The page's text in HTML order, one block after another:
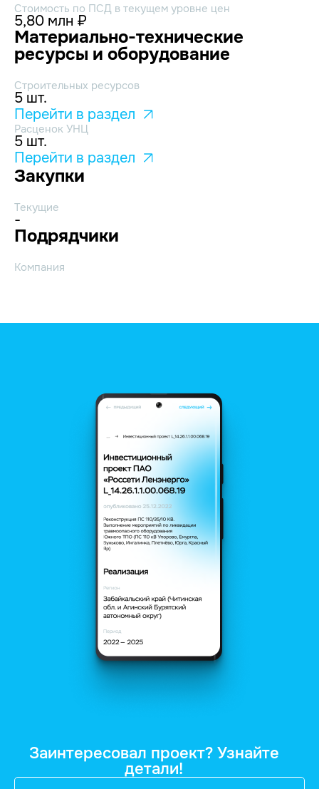
Стоимость по ПСД в текущем уровне цен
5,80 млн ₽
Материально-технические
ресурсы и оборудование
Строительных ресурсов
5 шт.
Перейти в раздел
Расценок УНЦ
5 шт.
Перейти в раздел
Закупки
Текущие
-
Подрядчики
Компания
Заинтересовал проект? Узнайте
детали!